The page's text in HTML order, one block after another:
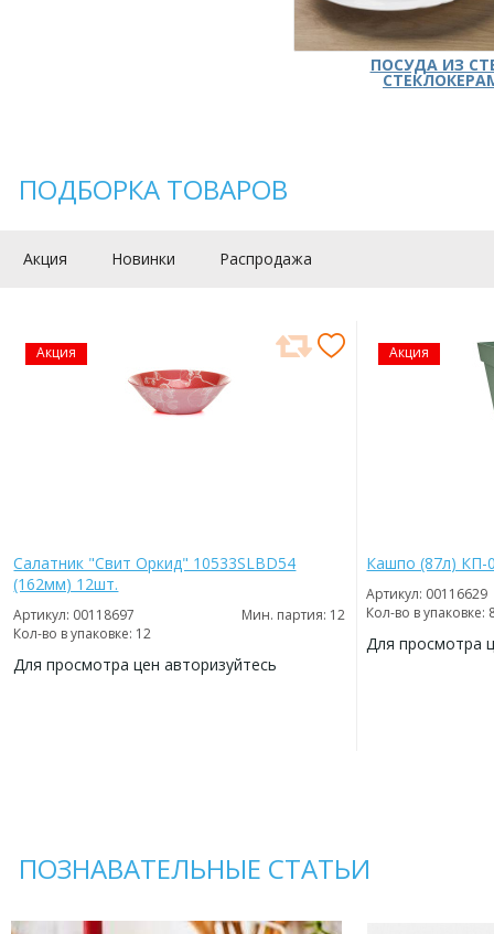
ПОСУДА ИЗ
ПОДБОРКА ТОВАРОВ
Акция Новинки Распродажа
Акция
Салатник "Свит Оркид" 10533SLBD54
(162мм) 12шт.
Артикул: 00118697
Мин. партия: 12
Кол-во в упаковке: 12
Для просмотра цен авторизуйтесь
Акция
Кашпо (87л) КП-
Артикул: 00116629
Кол-во в упаковке:
Для просмотра
ПОЗНАВАТЕЛЬНЫЕ СТАТЬИ